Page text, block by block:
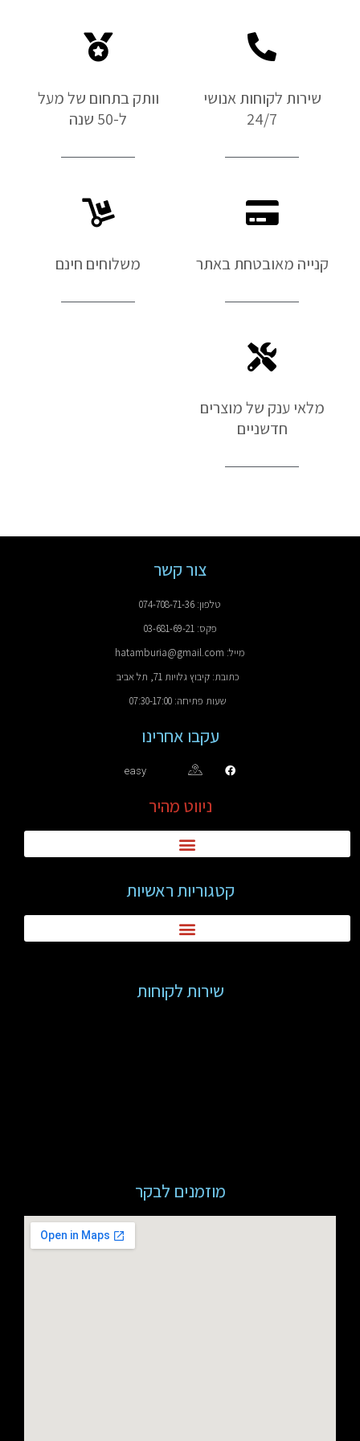
שירות לקוחות אנושי
24/7
וותק בתחום של מעל
ל-50 שנה
קנייה מאובטחת באתר משלוחים חינם
מלאי ענק של מוצרים
חדשניים
צור קשר
טלפון: 074-708-71-36
פקס: 03-681-69-21
מייל: hatamburia@gmail.com
כתובת: קיבוץ גלויות 71, תל אביב
שעות פתיחה: 07:30-17:00
עקבו אחרינו
easy
ניווט מהיר
קטגוריות ראשיות
שירות לקוחות
מוזמנים לבקר